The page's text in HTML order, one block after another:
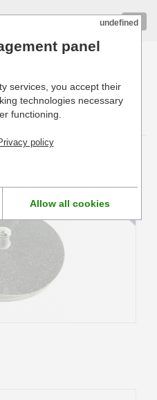
pour professionnels
undefined
panel
services, you accept their
technologies necessary
functioning.
policy
Allow all cookies